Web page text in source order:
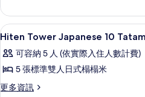
所
有
相
片
的
詳
情
顯
示
Hiten
Tower
Japanese
1
Hiten Tower Japanese 10
可容納 5 人 (依實際入住人數計費)
5 張標準雙人日式榻榻米
更多資訊
更